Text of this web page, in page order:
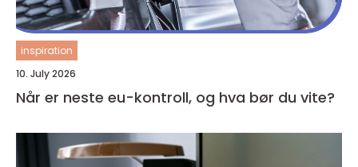
inspiration
10. July 2026
Når er neste eu-kontroll, og hva bør du vite?